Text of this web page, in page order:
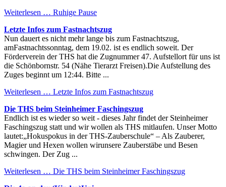
Weiterlesen … Ruhige Pause
Letzte Infos zum Fastnachtszug
Nun dauert es nicht mehr lange bis zum Fastnachtszug,
amFastnachtssonntag, dem 19.02. ist es endlich soweit. Der
Förderverein der THS hat die Zugnummer 47. Aufstellort für uns ist
die Schönbornstr. 54 (Nähe Tierarzt Freisen).Die Aufstellung des
Zuges beginnt um 12:44. Bitte ...
Weiterlesen … Letzte Infos zum Fastnachtszug
Die THS beim Steinheimer Faschingszug
Endlich ist es wieder so weit - dieses Jahr findet der Steinheimer
Faschingszug statt und wir wollen als THS mitlaufen. Unser Motto
lautet:„Hokuspokus in der THS-Zauberschule“ – Als Zauberer,
Magier und Hexen wollen wirunsere Zauberstäbe und Besen
schwingen. Der Zug ...
Weiterlesen … Die THS beim Steinheimer Faschingszug